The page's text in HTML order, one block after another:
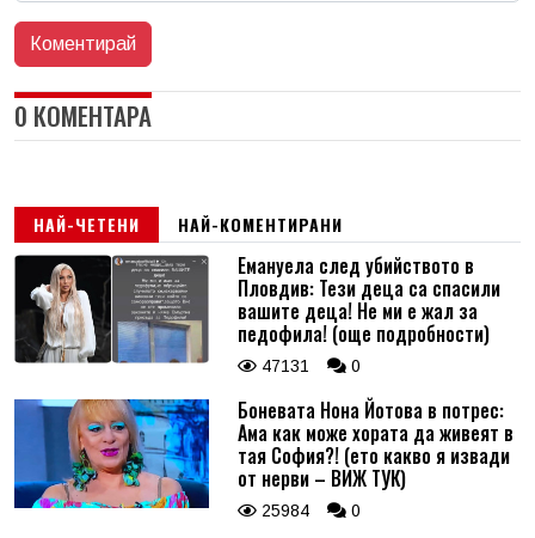
0 КОМЕНТАРА
НАЙ-ЧЕТЕНИ НАЙ-КОМЕНТИРАНИ
Емануела след убийството в
Пловдив: Тези деца са спасили
вашите деца! Не ми е жал за
педофила! (още подробности)
47131 0
Боневата Нона Йотова в потрес:
Ама как може хората да живеят в
тая София?! (ето какво я извади
от нерви – ВИЖ ТУК)
25984 0